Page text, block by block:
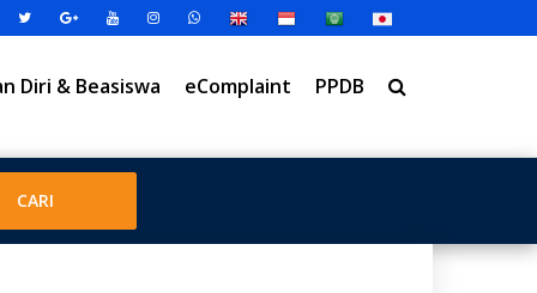
Diri & Beasiswa eComplaint PPDB